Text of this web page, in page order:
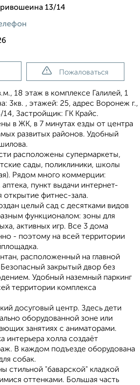
13/14
Пожаловаться
18 этаж в комплексе Галилей, 1
3кв. , этажей: 25, адрес Воронеж г.,
14, Застройщик: ГК Крайс.
в ЖК, в 7 минутах езды от центра
развитых районов. Удобный
расположены супермаркеты,
сады, поликлиники, школы
Рядом много коммерции:
пункт выдачи интернет-
открытие фитнес-зала.
целый сад с десятками видов
функционалом: зоны для
активных игр. Все 3 дома
- поэтому на всей территории
расположенный на главной
закрытый двор без
Удобный наземный паркинг
территории комплекса
досуговый центр. Здесь дети
оборудованной зоне или
занятиях с аниматорами.
интерьера холла создаёт
В каждом подъезде оборудована
собак.
стильной "баварской" кладкой
оттенками. Большая часть